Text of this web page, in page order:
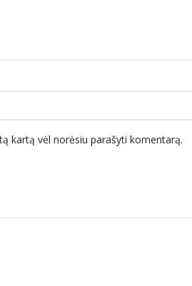
kartą vėl norėsiu parašyti komentarą.